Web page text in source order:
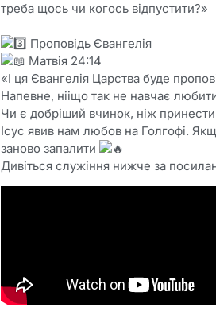
треба щось чи когось відпустити?»
Проповідь Євангелія
Матвія 24:14
«І ця Євангелія Царства буде
Напевне, нііщо так не навчає
Чи є добріший вчинок, ніж
Ісус явив нам любов на Голгофі.
заново запалити
Дивіться служіння нижче за